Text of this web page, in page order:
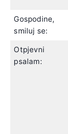
Gospodine,
smiluj se:
Otpjevni
psalam: